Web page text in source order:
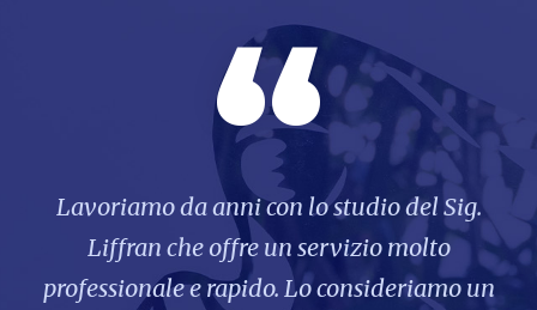
“
Lavoriamo da anni con lo studio del Sig.
Liffran che offre un servizio molto
professionale e rapido. Lo consideriamo un